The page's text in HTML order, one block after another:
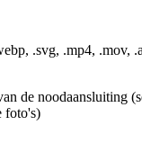
.svg, .mp4, .mov,
de noodaansluiting
foto's)